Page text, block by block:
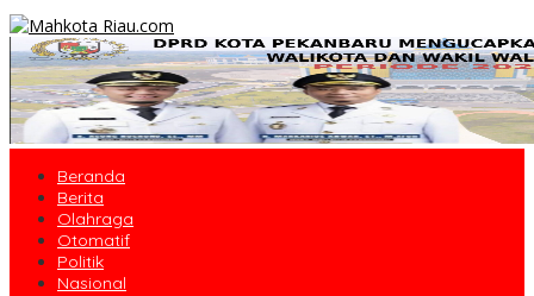
Beranda
Berita
Olahraga
Otomatif
Politik
Nasional